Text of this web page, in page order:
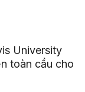
University
toàn cầu cho